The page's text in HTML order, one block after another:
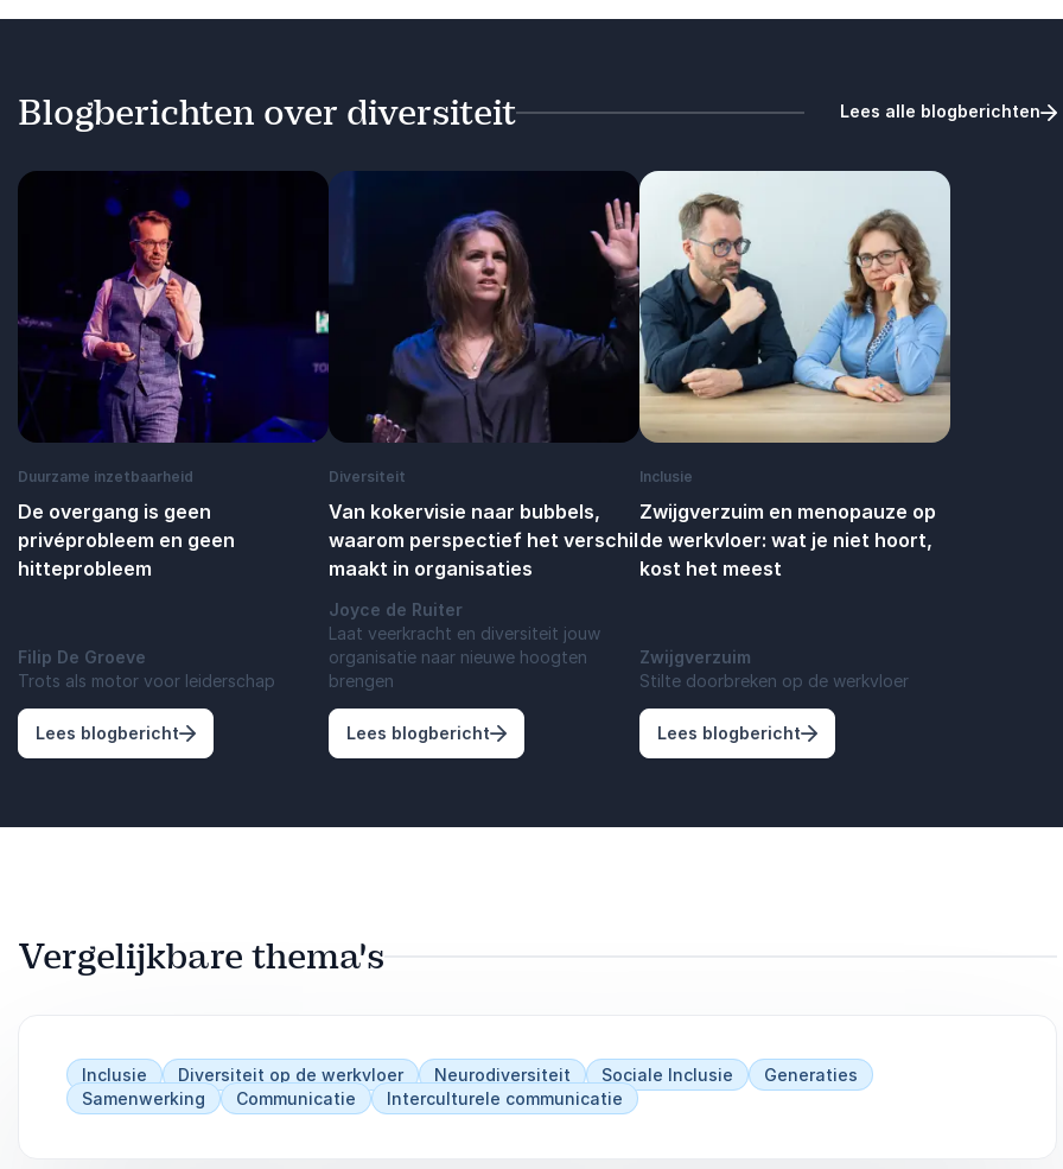
Blogberichten over diversiteit
Duurzame inzetbaarheid
De overgang is geen
privéprobleem en geen
hitteprobleem
Filip De Groeve
Trots als motor voor leiderschap
Lees blogbericht: De overgang is geen privéprobleem en geen hitteprobleem
Diversiteit
Van kokervisie naar bubbels,
waarom perspectief het verschil
maakt in organisaties
Joyce de Ruiter
Laat veerkracht en diversiteit jouw
organisatie naar nieuwe hoogten
brengen
Lees blogbericht: Van kokervisie naar bubbels, waarom perspectief het verschil
Inclusie
Zwijgverzuim en menopauze op
de werkvloer: wat je niet hoort,
kost het meest
Zwijgverzuim
Stilte doorbreken op de werkvloer
Lees blogbericht: Zwijgverzuim en menopauze
Lees alle blogberichten
Vergelijkbare thema's
Inclusie Diversiteit op de werkvloer Neurodiversiteit Sociale Inclusie
Generaties
Samenwerking
Communicatie Interculturele communicatie